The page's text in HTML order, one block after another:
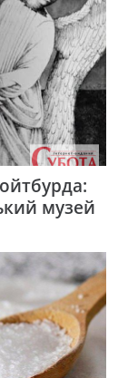
музей